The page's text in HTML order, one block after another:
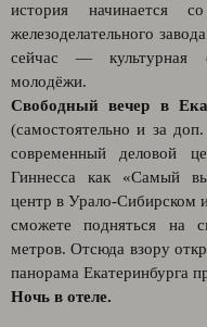
история начинается
железоделательного
сейчас — культурная
молодёжи.
Свободный вечер в
(самостоятельно и за
современный деловой
Гиннесса как «Самый
центр в Урало-Сибирском
сможете подняться на
метров. Отсюда взору
панорама Екатеринбурга
Ночь в отеле.